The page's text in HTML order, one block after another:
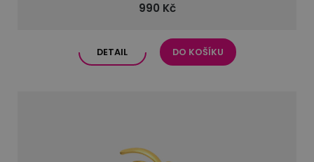
990 Kč
DETAIL DO KOŠÍKU